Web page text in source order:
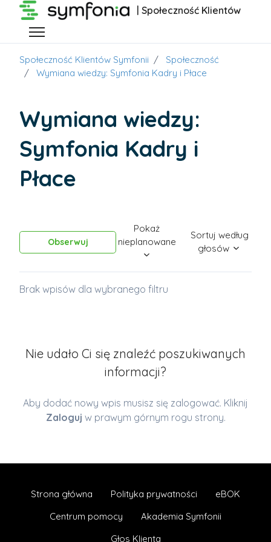
Przejdź do głównej zawartości | Społeczność Klientów
Przełącz menu nawigacyjne
Społeczność Klientów Symfonii
Społeczność
Wymiana wiedzy: Symfonia Kadry i Płace
Wymiana wiedzy:
Symfonia Kadry i
Płace
Obserwuj Obserwowany przez 70 osób
Pokaż
nieplanowane
Sortuj według
głosów
Brak wpisów dla wybranego filtru
Nie udało Ci się znaleźć poszukiwanych
informacji?
Aby dodać nowy wpis musisz się zalogować. Kliknij
Zaloguj w prawym górnym rogu strony.
Strona główna Polityka prywatności
eBOK
Centrum pomocy
Akademia Symfonii
Głos Klienta